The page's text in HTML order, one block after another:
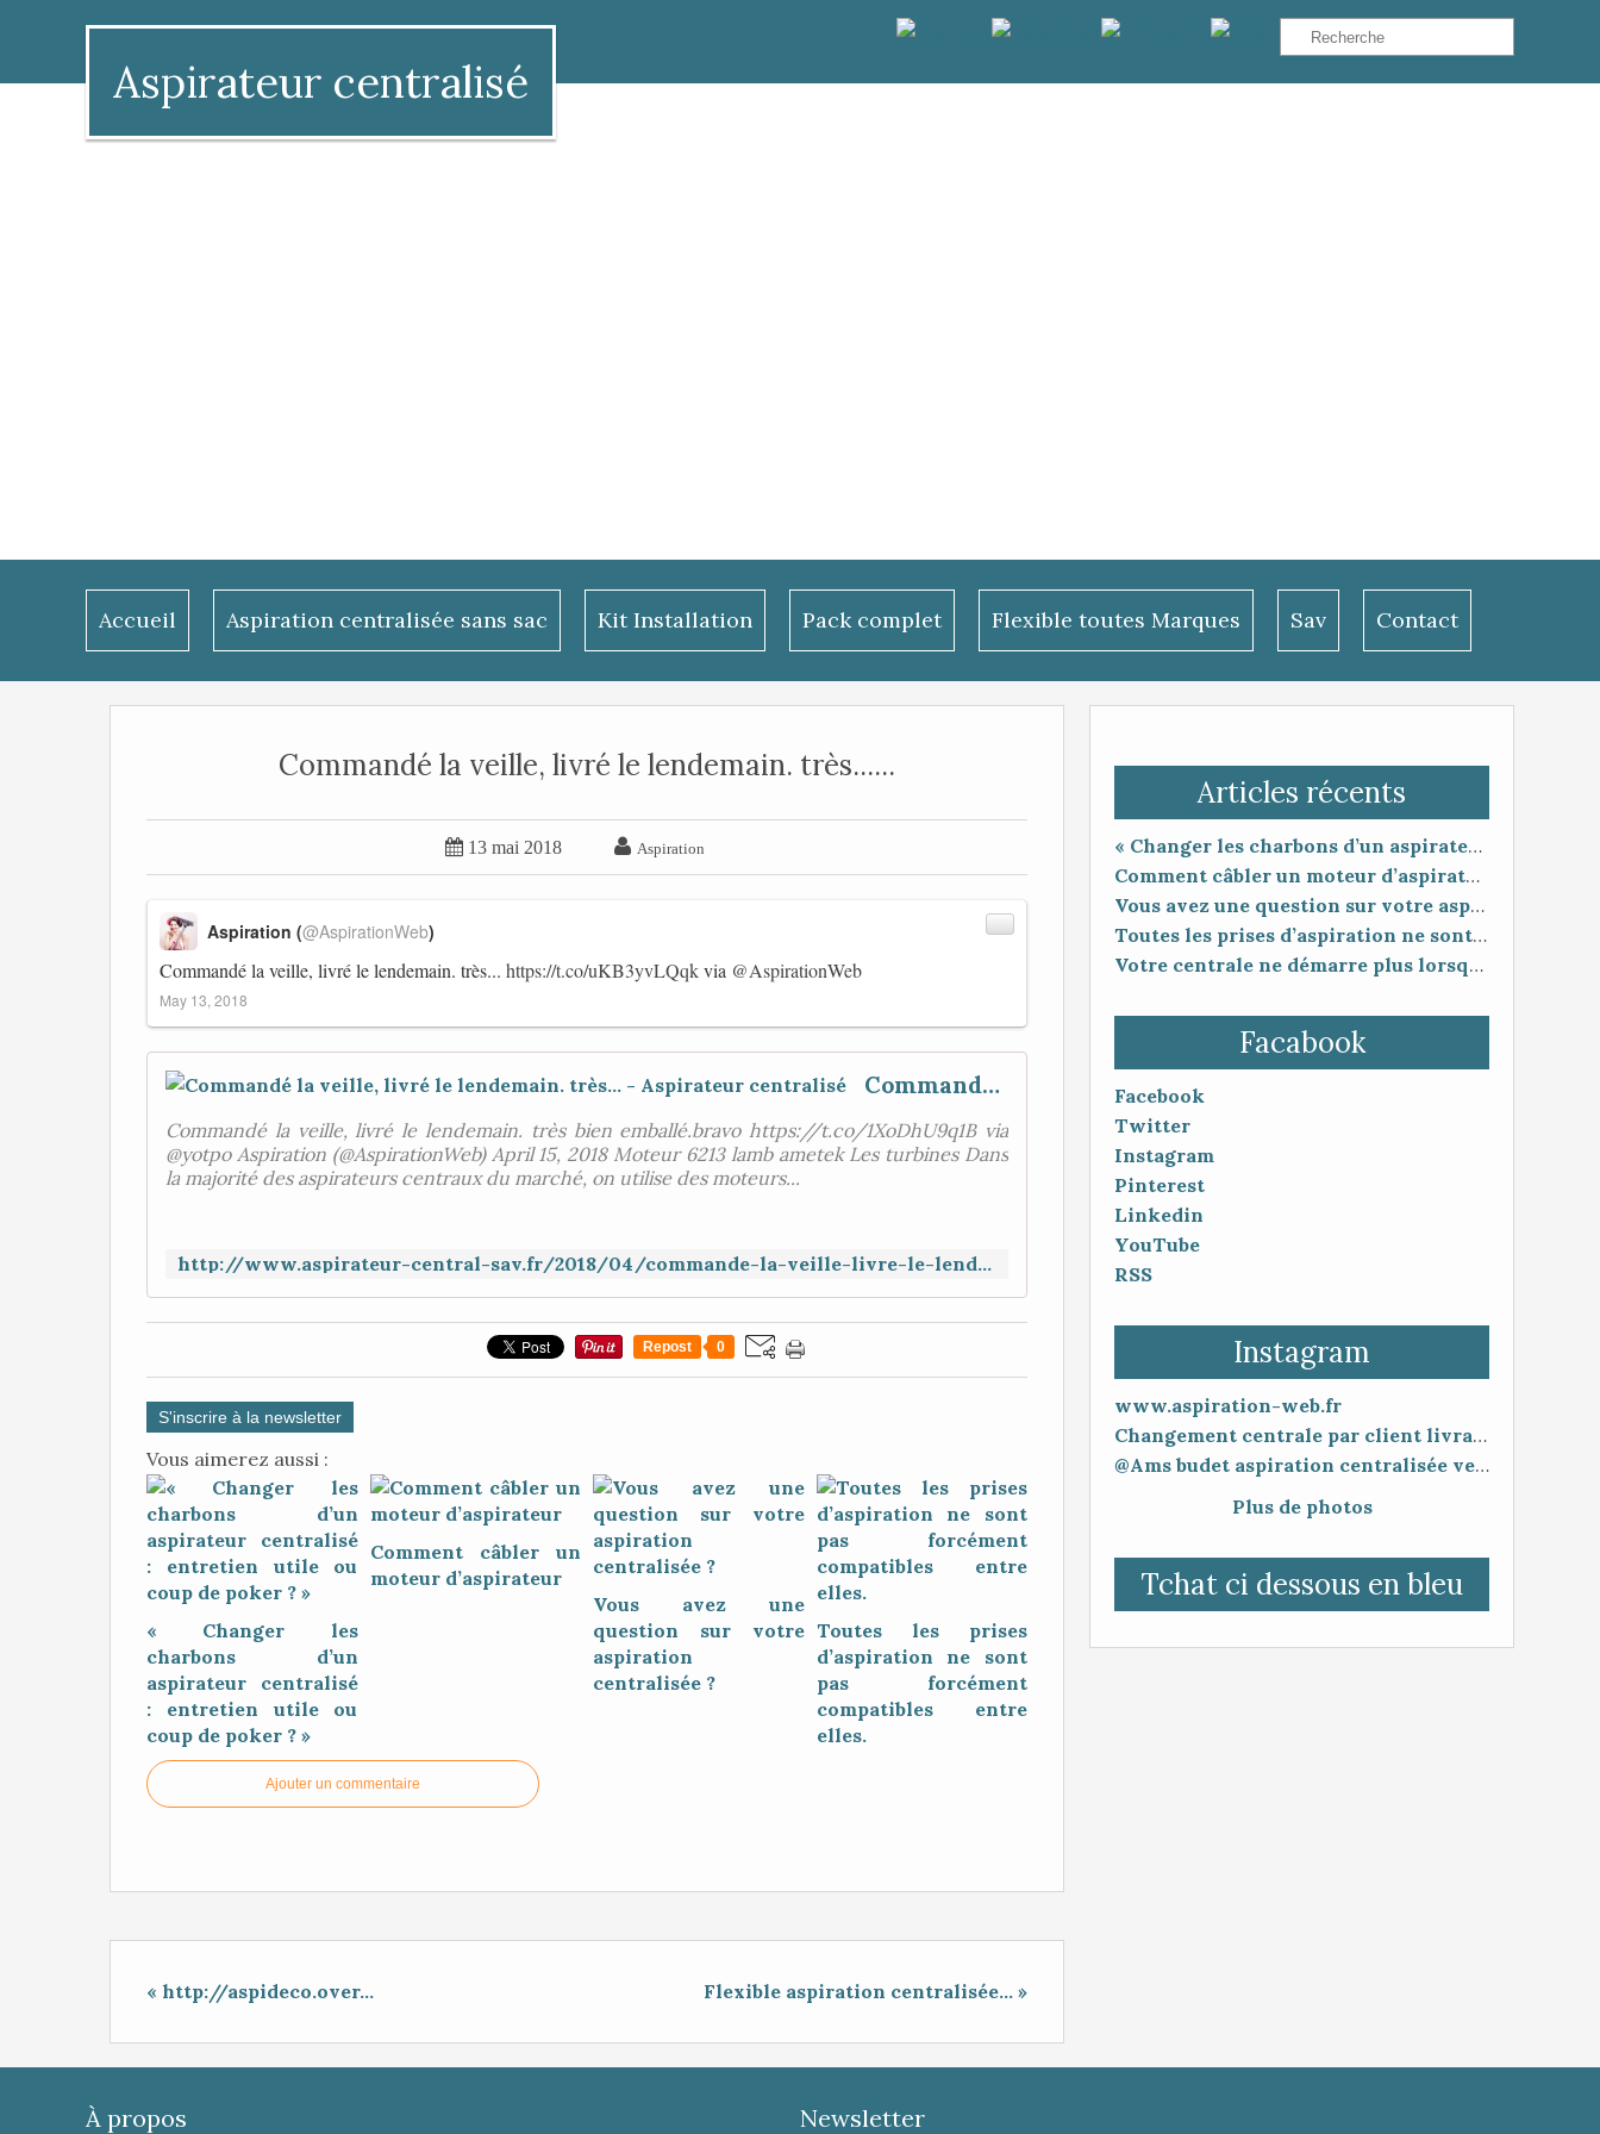
Aspirateur centralisé
Accueil Aspiration centralisée sans sac Kit Installation Pack complet Flexible toutes Marques Sav Contact
Articles récents
« Changer les charbons d’un aspirateur centralisé : entretien utile ou coup de poker ? »
Comment câbler un moteur d’aspirateur
Vous avez une question sur votre aspiration centralisée ?
Toutes les prises d’aspiration ne sont pas forcément compatibles entre elles.
Votre centrale ne démarre plus lorsque vous branchez le flexible ?
Facabook
Facebook
Twitter
Instagram
Pinterest
Linkedin
YouTube
RSS
Instagram
www.aspiration-web.fr
Changement centrale par client livraison 48h mise en service 30 minutes
@Ams budet aspiration centralisée vente en ligne www.aspiration-web.fr
Plus de photos
Tchat ci dessous en bleu
Commandé la veille, livré le lendemain. très......
 13 mai 2018  Aspiration
Commandé la veille, livré le lendemain. très... https://t.co/uKB3yvLQqkvia @AspirationWeb
Aspiration (@AspirationWeb)
May 13, 2018
Commandé la veille, livré le lendemain. très... - Aspirateur centralisé
Commandé la veille, livré le lendemain. très bien emballé.bravo https://t.co/1XoDhU9q1B via
@yotpo Aspiration (@AspirationWeb) April 15, 2018 Moteur 6213 lamb ametek Les turbines Dans
la majorité des aspirateurs centraux du marché, on utilise des moteurs...
http://www.aspirateur-central-sav.fr/2018/04/commande-la-veille-livre-le-lendemain-tres.html
Repost 0
S'inscrire à la newsletter
Vous aimerez aussi :
« Changer les
charbons d’un
aspirateur centralisé
: entretien utile ou
coup de poker ? »
Comment câbler un
moteur d’aspirateur
Vous avez une
question sur votre
aspiration
centralisée ?
Toutes les prises
d’aspiration ne sont
pas forcément
compatibles entre
elles.
Ajouter un commentaire
« http://aspideco.over... Flexible aspiration centralisée... »
À propos Newsletter